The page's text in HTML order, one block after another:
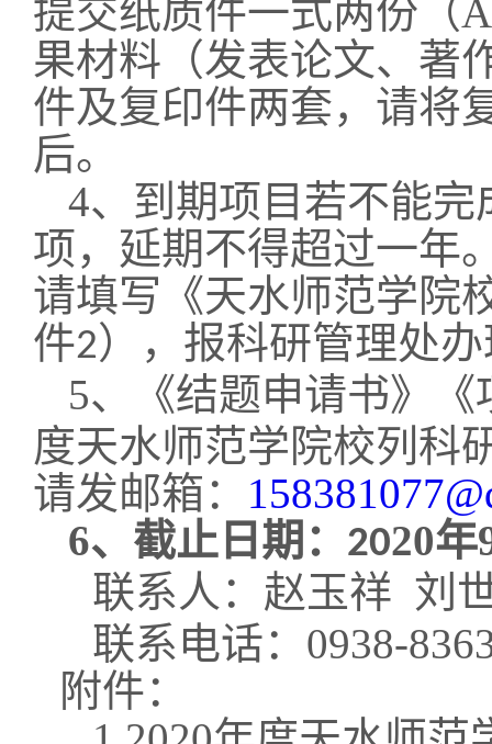
提交纸质件一式两份（
果材料（发表论文、著
件及复印件两套，请将
后。
4、到期项目若不能
项，延期不得超过一年
请填写《天水师范学院
件2），报科研管理处
5、《结题申请书》
度天水师范学院校列 科
请发邮箱：
6、截止日期： 2020年
联系人：赵玉祥 刘
联系电话： 0938-
附件：